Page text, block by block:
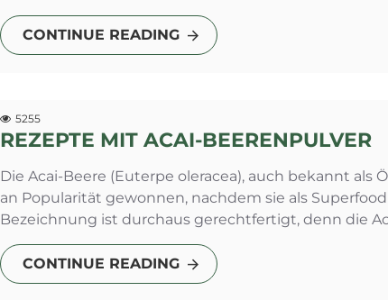
CONTINUE READING
5255
REZEPTE MIT ACAI-BEERENPULVER
Die Acai-Beere (Euterpe oleracea), auch bekannt
an Popularität gewonnen, nachdem sie als
Bezeichnung ist durchaus gerechtfertigt, denn die
CONTINUE READING